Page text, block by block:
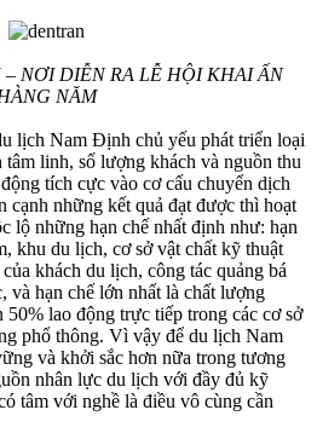
NƠI DIỄN RA LỄ HỘI KHAI ẤN
NĂM
Nam Định chủ yếu phát triển loại
linh, số lượng khách và nguồn thu
tích cực vào cơ cấu chuyển dịch
cạnh những kết quả đạt được thì hoạt
lộ những hạn chế nhất định như: hạn
khu du lịch, cơ sở vật chất kỹ thuật
khách du lịch, công tác quảng bá
và hạn chế lớn nhất là chất lượng
lao động trực tiếp trong các cơ sở
phổ thông. Vì vậy để du lịch Nam
và khởi sắc hơn nữa trong tương
nhân lực du lịch với đầy đủ kỹ
tâm với nghề là điều vô cùng cần